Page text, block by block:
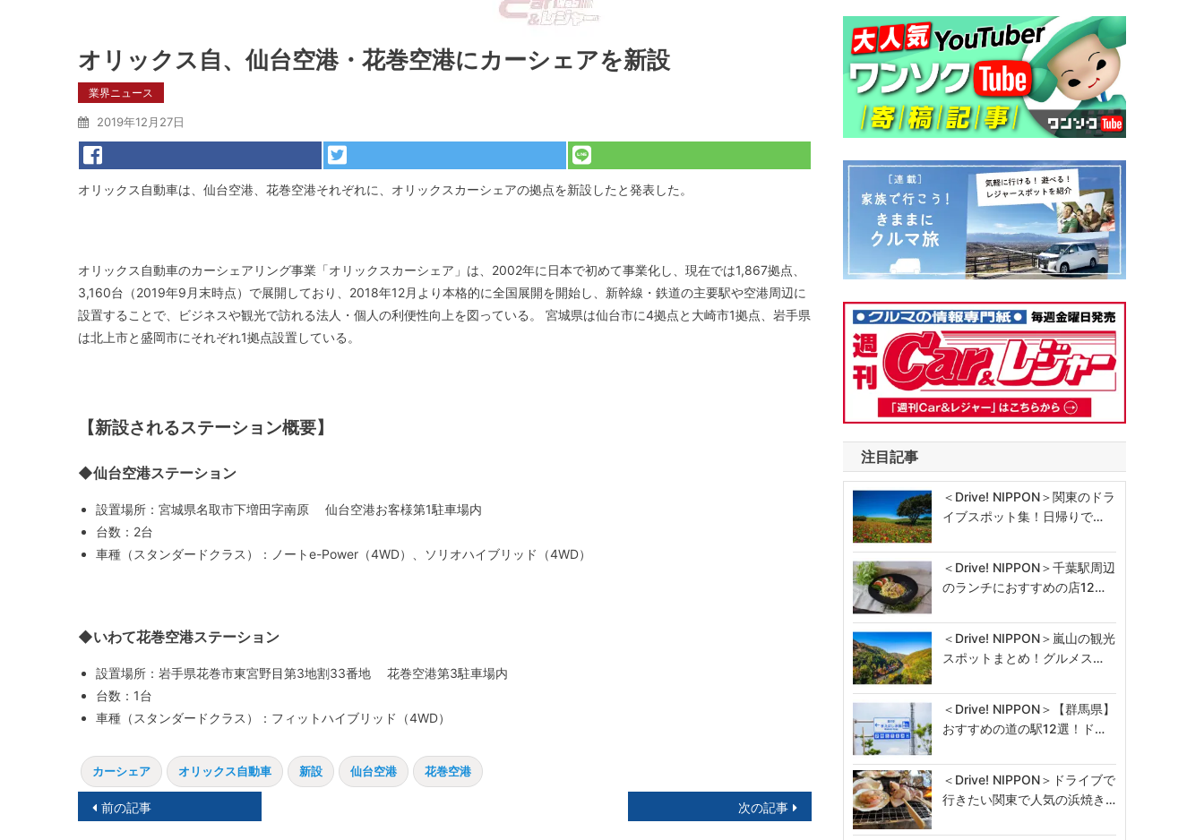
オリックス自、仙台空港・花巻空港にカーシェアを新設
業界ニュース
2019年12月27日
オリックス自動車は、仙台空港、花巻空港それぞれに、オリックスカーシェアの拠点を新設したと発表した。
オリックス自動車のカーシェアリング事業「オリックスカーシェア」は、2002年に日本で初めて事業化し、現在では1,867拠点、
3,160台（2019年9月末時点）で展開しており、2018年12月より本格的に全国展開を開始し、新幹線・鉄道の主要駅や空港周辺に
設置することで、ビジネスや観光で訪れる法人・個人の利便性向上を図っている。 宮城県は仙台市に4拠点と大崎市1拠点、岩手県
は北上市と盛岡市にそれぞれ1拠点設置している。
【新設されるステーション概要】
◆仙台空港ステーション
設置場所：宮城県名取市下増田字南原 仙台空港お客様第1駐車場内
台数：2台
車種（スタンダードクラス）：ノートe-Power（4WD）、ソリオハイブリッド（4WD）
◆いわて花巻空港ステーション
設置場所：岩手県花巻市東宮野目第3地割33番地 花巻空港第3駐車場内
台数：1台
車種（スタンダードクラス）：フィットハイブリッド（4WD）
カーシェア オリックス自動車 新設 仙台空港 花巻空港
投前の記事 次の記事
注目記事
＜Drive! NIPPON＞関東のドラ
イブスポット集！日帰りで…
＜Drive! NIPPON＞千葉駅周辺
のランチにおすすめの店12…
＜Drive! NIPPON＞嵐山の観光
スポットまとめ！グルメス…
＜Drive! NIPPON＞【群馬県】
おすすめの道の駅12選！ド…
＜Drive! NIPPON＞ドライブで
行きたい関東で人気の浜焼き…